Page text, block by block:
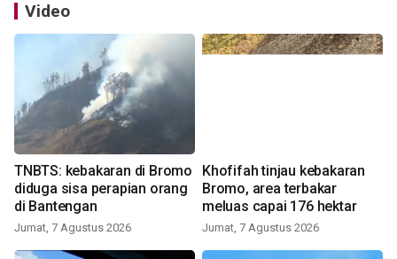
Video
TNBTS: kebakaran di Bromo
diduga sisa perapian orang
di Bantengan
Jumat, 7 Agustus 2026
Khofifah tinjau kebakaran
Bromo, area terbakar
meluas capai 176 hektar
Jumat, 7 Agustus 2026